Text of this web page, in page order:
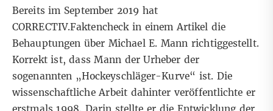
Bereits im September 2019 hat
CORRECTIV.Faktencheck in einem Artikel die
Behauptungen über Michael E. Mann richtiggestellt.
Korrekt ist, dass Mann der Urheber der
sogenannten „Hockeyschläger-Kurve“ ist. Die
wissenschaftliche Arbeit dahinter veröffentlichte er